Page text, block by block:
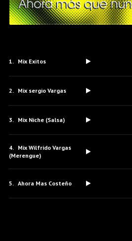
Mix Exitos
Mix sergio Vargas
Mix Niche (Salsa)
Mix Wilfrido Vargas
(Merengue)
Ahora Mas Costeño